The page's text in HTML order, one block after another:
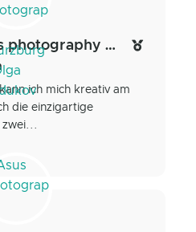
collect moments photography Würzburg - Olga Fedukov
ich mich kreativ am
die einzigartige
zwei...